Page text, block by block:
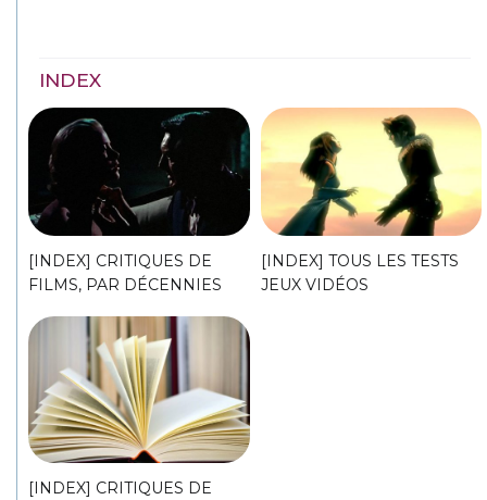
INDEX
[INDEX] CRITIQUES DE
FILMS, PAR DÉCENNIES
[INDEX] TOUS LES TESTS
JEUX VIDÉOS
[INDEX] CRITIQUES DE